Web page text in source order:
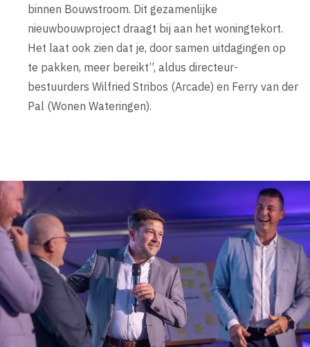
binnen Bouwstroom. Dit gezamenlijke
nieuwbouwproject draagt bij aan het woningtekort.
Het laat ook zien dat je, door samen uitdagingen op
te pakken, meer bereikt”, aldus directeur-
bestuurders Wilfried Stribos (Arcade) en Ferry van der
Pal (Wonen Wateringen).